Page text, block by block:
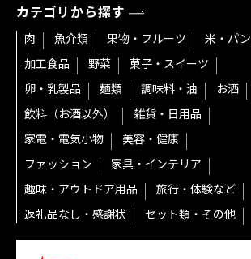
カテゴリから探す
肉 魚介類 果物・フルーツ
米・パン
加工食品
野菜
菓子・スイーツ
卵・乳製品
麺類 調味料・油
お酒
飲料（お酒以外）
雑貨・日用品
家電・電気小物
美容・健康
ファッション
家具・インテリア
趣味・アウトドア用品
旅行・体験など
返礼品なし・感謝状
セット類・その他